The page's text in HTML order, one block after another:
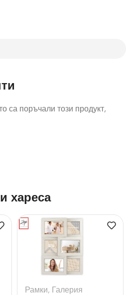
са поръчали този продукт,
хареса
Рамки, Галерия